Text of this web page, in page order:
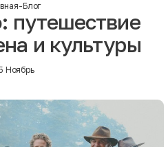
-Блог
путешествие
и культуры
Ноябрь